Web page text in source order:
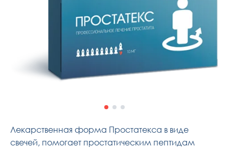
Лекарственная форма Простатекса в виде
свечей, помогает простатическим пептидам